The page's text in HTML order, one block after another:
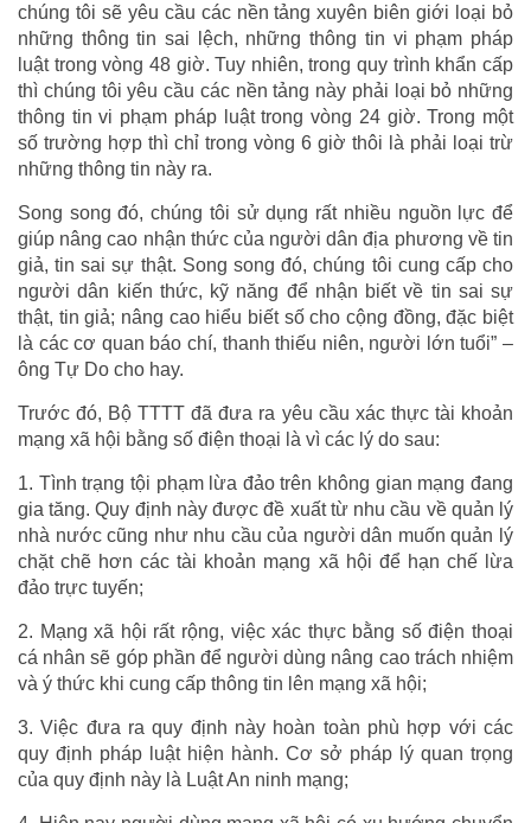
chúng tôi sẽ yêu cầu các nền tảng xuyên biên giới loại bỏ
những thông tin sai lệch, những thông tin vi phạm pháp
luật trong vòng 48 giờ. Tuy nhiên, trong quy trình khẩn cấp
thì chúng tôi yêu cầu các nền tảng này phải loại bỏ những
thông tin vi phạm pháp luật trong vòng 24 giờ. Trong một
số trường hợp thì chỉ trong vòng 6 giờ thôi là phải loại trừ
những thông tin này ra.
Song song đó, chúng tôi sử dụng rất nhiều nguồn lực để
giúp nâng cao nhận thức của người dân địa phương về tin
giả, tin sai sự thật. Song song đó, chúng tôi cung cấp cho
người dân kiến thức, kỹ năng để nhận biết về tin sai sự
thật, tin giả; nâng cao hiểu biết số cho cộng đồng, đặc biệt
là các cơ quan báo chí, thanh thiếu niên, người lớn tuổi” –
ông Tự Do cho hay.
Trước đó, Bộ TTTT đã đưa ra yêu cầu xác thực tài khoản
mạng xã hội bằng số điện thoại là vì các lý do sau:
1. Tình trạng tội phạm lừa đảo trên không gian mạng đang
gia tăng. Quy định này được đề xuất từ nhu cầu về quản lý
nhà nước cũng như nhu cầu của người dân muốn quản lý
chặt chẽ hơn các tài khoản mạng xã hội để hạn chế lừa
đảo trực tuyến;
2. Mạng xã hội rất rộng, việc xác thực bằng số điện thoại
cá nhân sẽ góp phần để người dùng nâng cao trách nhiệm
và ý thức khi cung cấp thông tin lên mạng xã hội;
3. Việc đưa ra quy định này hoàn toàn phù hợp với các
quy định pháp luật hiện hành. Cơ sở pháp lý quan trọng
của quy định này là Luật An ninh mạng;